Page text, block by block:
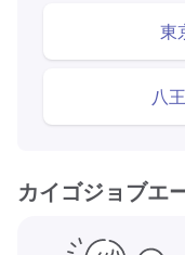
東
八
カイゴジョブエ